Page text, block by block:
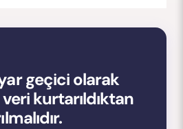
geçici olarak
veri kurtarıldıktan